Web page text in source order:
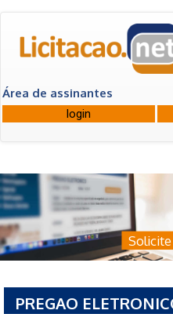
Área de assinantes
PREGAO